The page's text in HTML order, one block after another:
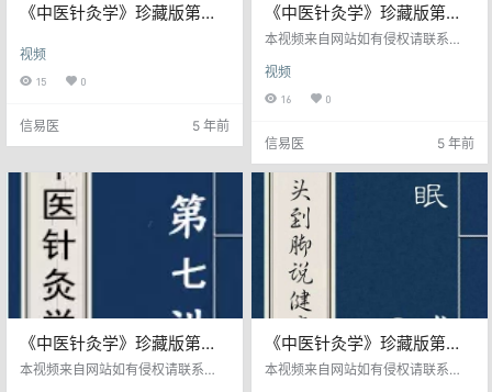
《中医针灸学》珍藏版第九
视频
15 0
信易医 5 年前
《中医针灸学》珍藏版第八
讲
本视频来自网站如有侵权请联系
视频
16 0
信易医 5 年前
《中医针灸学》珍藏版第七
讲
本视频来自网站如有侵权请联系
《中医针灸学》珍藏版第六
讲
本视频来自网站如有侵权请联系